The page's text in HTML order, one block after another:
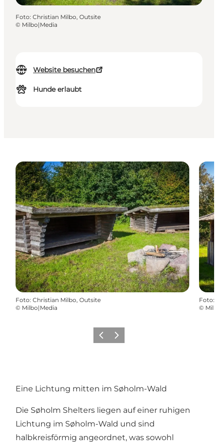
Website besuchen
Hunde erlaubt
Foto: Christian Milbo, Outsite
© Milbo|Media
Foto: Christian Milbo, Outsite
© Milbo|Media
Foto:
©
Vorherige Folie
Nächste Folie
Eine Lichtung mitten im Søholm-Wald
Die Søholm Shelters liegen auf einer ruhigen
Lichtung im Søholm-Wald und sind
halbkreisförmig angeordnet, was sowohl